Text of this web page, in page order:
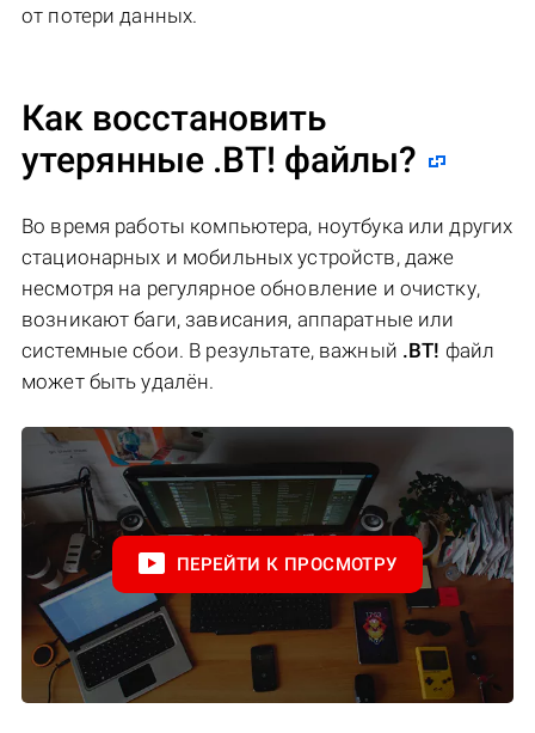
от потери данных.
Как восстановить
утерянные .BT! файлы?
Во время работы компьютера, ноутбука или других
стационарных и мобильных устройств, даже
несмотря на регулярное обновление и очистку,
возникают баги, зависания, аппаратные или
системные сбои. В результате, важный .BT! файл
может быть удалён.
ПЕРЕЙТИ К ПРОСМОТРУ